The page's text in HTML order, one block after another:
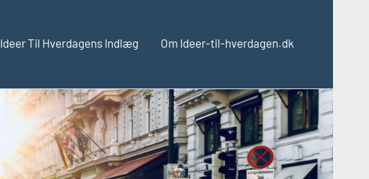
Ideer Til Hverdagens Indlæg Om Ideer-til-hverdagen.dk